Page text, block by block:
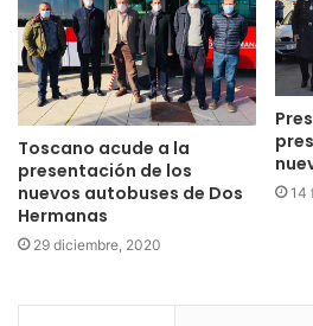
Toscano acude a la
presentación de los
nuevos autobuses de Dos
Hermanas
29 diciembre, 2020
14